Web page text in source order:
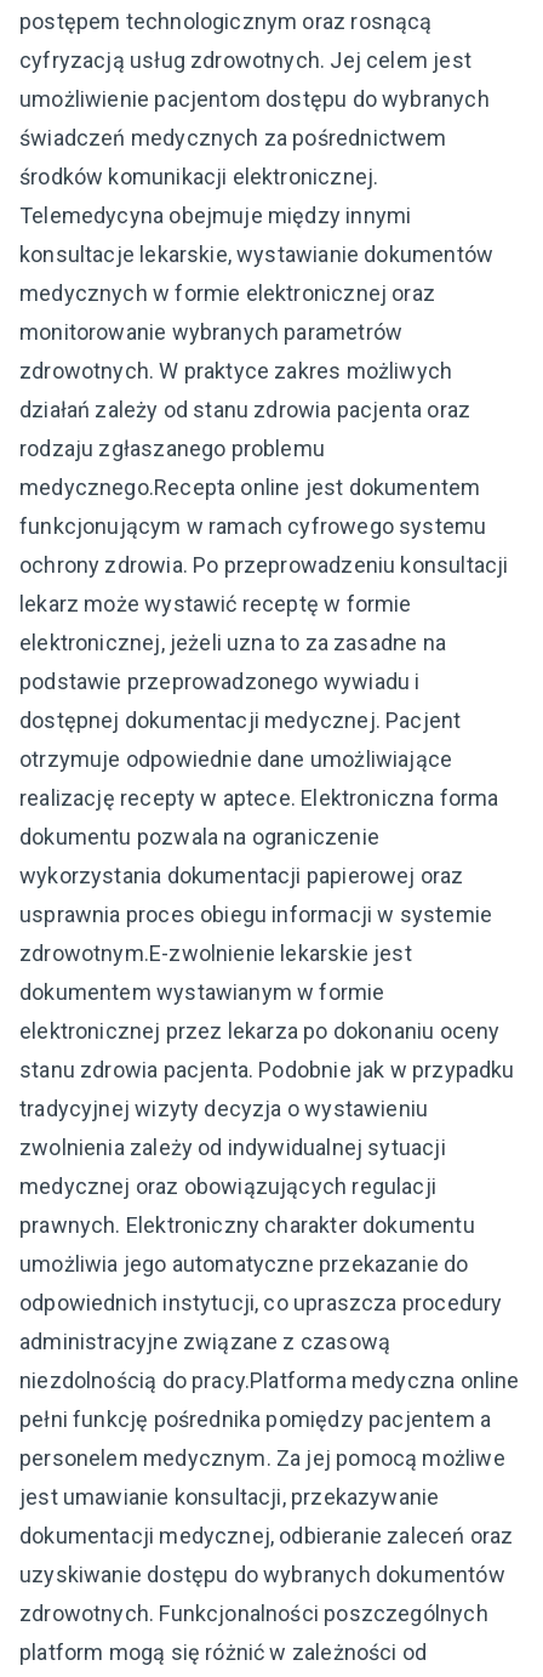
postępem technologicznym oraz rosnącą
cyfryzacją usług zdrowotnych. Jej celem jest
umożliwienie pacjentom dostępu do wybranych
świadczeń medycznych za pośrednictwem
środków komunikacji elektronicznej.
Telemedycyna obejmuje między innymi
konsultacje lekarskie, wystawianie dokumentów
medycznych w formie elektronicznej oraz
monitorowanie wybranych parametrów
zdrowotnych. W praktyce zakres możliwych
działań zależy od stanu zdrowia pacjenta oraz
rodzaju zgłaszanego problemu
medycznego.Recepta online jest dokumentem
funkcjonującym w ramach cyfrowego systemu
ochrony zdrowia. Po przeprowadzeniu konsultacji
lekarz może wystawić receptę w formie
elektronicznej, jeżeli uzna to za zasadne na
podstawie przeprowadzonego wywiadu i
dostępnej dokumentacji medycznej. Pacjent
otrzymuje odpowiednie dane umożliwiające
realizację recepty w aptece. Elektroniczna forma
dokumentu pozwala na ograniczenie
wykorzystania dokumentacji papierowej oraz
usprawnia proces obiegu informacji w systemie
zdrowotnym.E-zwolnienie lekarskie jest
dokumentem wystawianym w formie
elektronicznej przez lekarza po dokonaniu oceny
stanu zdrowia pacjenta. Podobnie jak w przypadku
tradycyjnej wizyty decyzja o wystawieniu
zwolnienia zależy od indywidualnej sytuacji
medycznej oraz obowiązujących regulacji
prawnych. Elektroniczny charakter dokumentu
umożliwia jego automatyczne przekazanie do
odpowiednich instytucji, co upraszcza procedury
administracyjne związane z czasową
niezdolnością do pracy.Platforma medyczna online
pełni funkcję pośrednika pomiędzy pacjentem a
personelem medycznym. Za jej pomocą możliwe
jest umawianie konsultacji, przekazywanie
dokumentacji medycznej, odbieranie zaleceń oraz
uzyskiwanie dostępu do wybranych dokumentów
zdrowotnych. Funkcjonalności poszczególnych
platform mogą się różnić w zależności od